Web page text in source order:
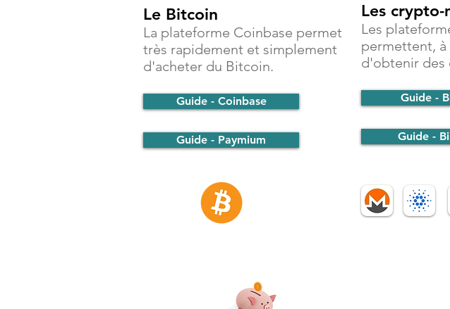
Le Bitcoin
La plateforme Coinbase permet
très rapidement et simplement
d'acheter du Bitcoin.
Guide - Coinbase
Guide - Paymium
Les crypto-
Les
permettent,
d'obtenir des
Guide -
Guide -